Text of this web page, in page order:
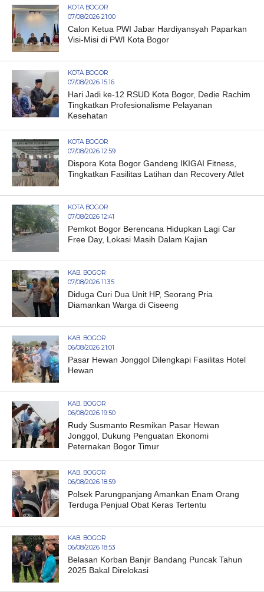
KOTA BOGOR
07/08/2026 21:00
Calon Ketua PWI Jabar Hardiyansyah Paparkan
Visi-Misi di PWI Kota Bogor
KOTA BOGOR
07/08/2026 15:16
Hari Jadi ke-12 RSUD Kota Bogor, Dedie Rachim
Tingkatkan Profesionalisme Pelayanan
Kesehatan
KOTA BOGOR
07/08/2026 12:59
Dispora Kota Bogor Gandeng IKIGAI Fitness,
Tingkatkan Fasilitas Latihan dan Recovery Atlet
KOTA BOGOR
07/08/2026 12:41
Pemkot Bogor Berencana Hidupkan Lagi Car
Free Day, Lokasi Masih Dalam Kajian
KAB. BOGOR
07/08/2026 11:35
Diduga Curi Dua Unit HP, Seorang Pria
Diamankan Warga di Ciseeng
KAB. BOGOR
06/08/2026 21:01
Pasar Hewan Jonggol Dilengkapi Fasilitas Hotel
Hewan
KAB. BOGOR
06/08/2026 19:50
Rudy Susmanto Resmikan Pasar Hewan
Jonggol, Dukung Penguatan Ekonomi
Peternakan Bogor Timur
KAB. BOGOR
06/08/2026 18:59
Polsek Parungpanjang Amankan Enam Orang
Terduga Penjual Obat Keras Tertentu
KAB. BOGOR
06/08/2026 18:53
Belasan Korban Banjir Bandang Puncak Tahun
2025 Bakal Direlokasi